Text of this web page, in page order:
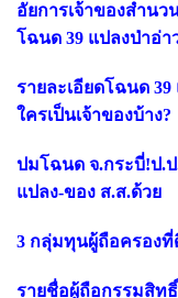
อัยการเจ้าของสำนว
โฉนด 39 แปลงป่าอ่า
รายละเอียดโฉนด 39
ใครเป็นเจ้าของบ้าง?
ปมโฉนด จ.กระบี่!ป.
แปลง-ของ ส.ส.ด้วย
3 กลุ่มทุนผู้ถือครองที่
รายชื่อผู้ถือกรรมสิท